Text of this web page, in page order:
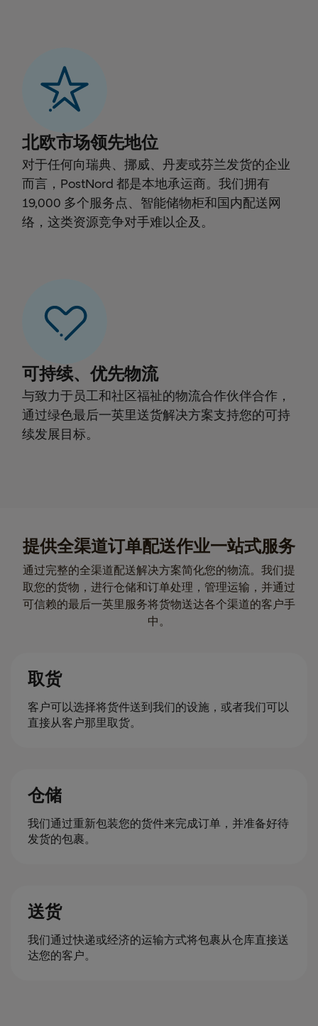
北欧市场领先地位
对于任何向瑞典、挪威、丹麦或芬兰发货的企业
而言，PostNord 都是本地承运商。我们拥有
19,000 多个服务点、智能储物柜和国内配送网
络，这类资源竞争对手难以企及。
可持续、优先物流
与致力于员工和社区福祉的物流合作伙伴合作，
通过绿色最后一英里送货解决方案支持您的可持
续发展目标。
提供全渠道订单配送作业一站式服务
通过完整的全渠道配送解决方案简化您的物流。我们提
取您的货物，进行仓储和订单处理，管理运输，并通过
可信赖的最后一英里服务将货物送达各个渠道的客户手
中。
取货
客户可以选择将货件送到我们的设施，或者我们可以
直接从客户那里取货。
仓储
我们通过重新包装您的货件来完成订单，并准备好待
发货的包裹。
送货
我们通过快递或经济的运输方式将包裹从仓库直接送
达您的客户。